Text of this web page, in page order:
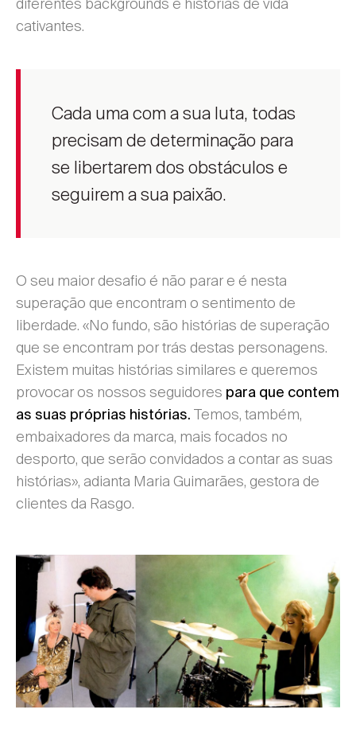
cativantes.
Cada uma com a sua luta, todas
precisam de determinação para
se libertarem dos obstáculos e
seguirem a sua paixão.
O seu maior desafio é não parar e é nesta
superação que encontram o sentimento de
liberdade. «No fundo, são histórias de superação
que se encontram por trás destas personagens.
Existem muitas histórias similares e queremos
provocar os nossos seguidores para que contem
as suas próprias histórias. Temos, também,
embaixadores da marca, mais focados no
desporto, que serão convidados a contar as suas
histórias», adianta Maria Guimarães, gestora de
clientes da Rasgo.